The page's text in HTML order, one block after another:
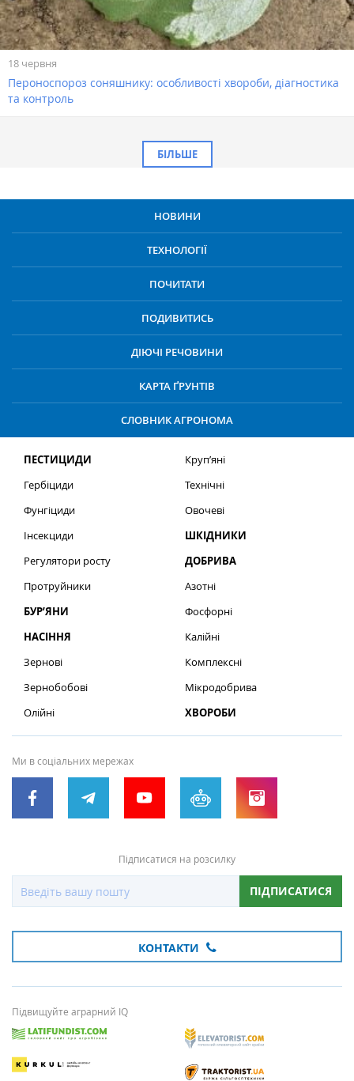
18 червня
Пероноспороз соняшнику: особливості хвороби, діагностика
та контроль
БІЛЬШЕ
НОВИНИ
ТЕХНОЛОГІЇ
ПОЧИТАТИ
ПОДИВИТИСЬ
ДІЮЧІ РЕЧОВИНИ
КАРТА ҐРУНТІВ
СЛОВНИК АГРОНОМА
ПЕСТИЦИДИ
Гербіциди
Фунгіциди
Інсекциди
Регулятори росту
Протруйники
БУР’ЯНИ
НАСІННЯ
Зернові
Зернобобові
Олійні
Круп’яні
Технічні
Овочеві
ШКІДНИКИ
ДОБРИВА
Азотні
Фосфорні
Калійні
Комплексні
Мікродобрива
ХВОРОБИ
Ми в соціальних мережах
Підписатися на розсилку
ПІДПИСАТИСЯ
КОНТАКТИ
Підвищуйте аграрний IQ